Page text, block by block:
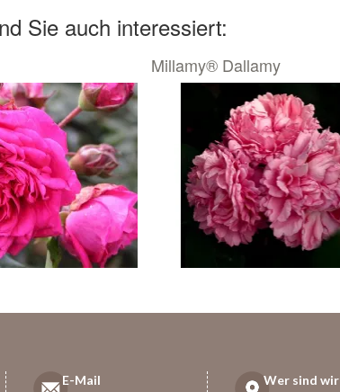
Sie auch interessiert:
Millamy® Dallamy
E-Mail
Wer sind wir